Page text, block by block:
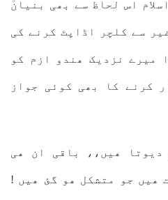
اس لحاظ سے بھی بنیانٓ
سے کلچر اڈاپٹ کرنے کی
میرے نزدیک ھندو ازم کو
کرنے کا بھی کوئی جواز
ھیں،، باقی ان ھی
ھیں جو متشکل ھو گئ ھیں !